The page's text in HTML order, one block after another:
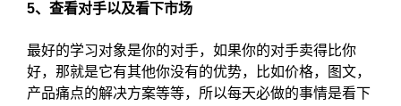
5、查看对手以及看下市场
最好的学习对象是你的对手，如果你的对手卖得比你
好，那就是它有其他你没有的优势，比如价格，图文，
产品痛点的解决方案等等，所以每天必做的事情是看下